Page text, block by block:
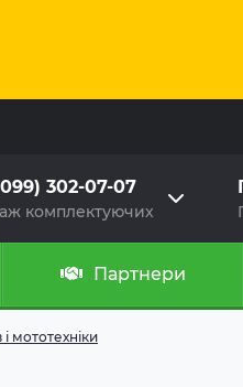
302-07-07
комплектуючих
Партнери
мототехніки